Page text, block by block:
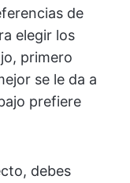
de
elegir los
primero
se le da a
prefiere
debes